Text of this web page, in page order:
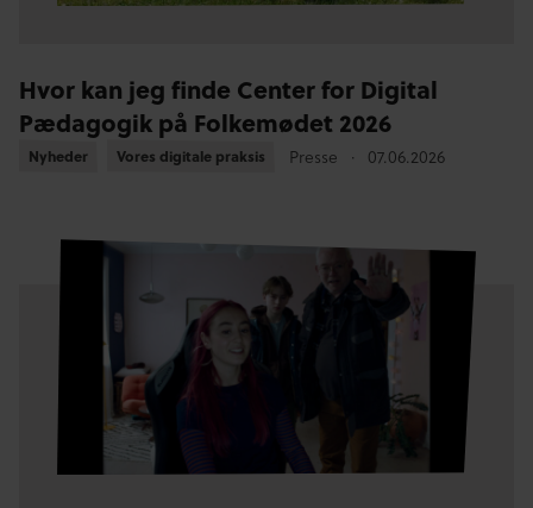
Hvor kan jeg finde Center for Digital
Pædagogik på Folkemødet 2026
Nyheder
Nyheder Vores digitale praksis
Vores digitale praksis Presse 07.06.2026